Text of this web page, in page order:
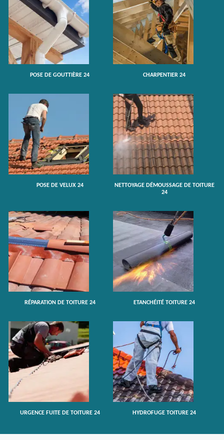
POSE DE GOUTTIÈRE 24 CHARPENTIER 24
POSE DE VELUX 24
NETTOYAGE DÉMOUSSAGE DE TOITURE
24
RÉPARATION DE TOITURE 24 ETANCHÉITÉ TOITURE 24
URGENCE FUITE DE TOITURE 24 HYDROFUGE TOITURE 24